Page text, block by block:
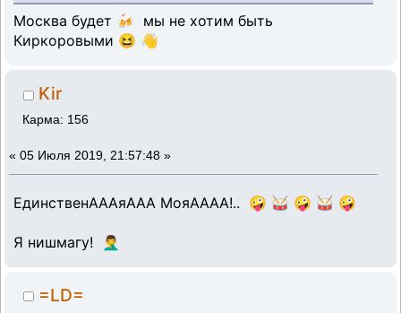
Москва будет 🍻 мы не хотим быть
Киркоровыми 😆 👋
Kir
Карма: 156
« 05 Июля 2019, 21:57:48 »
ЕдинственАААяААА МояАААА!.. 🤪 🥁 🤪 🥁 🤪
Я нишмагу! 🤦‍♂️
=LD=